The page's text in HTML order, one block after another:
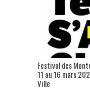
Festival des
11 au 16 mars
Ville